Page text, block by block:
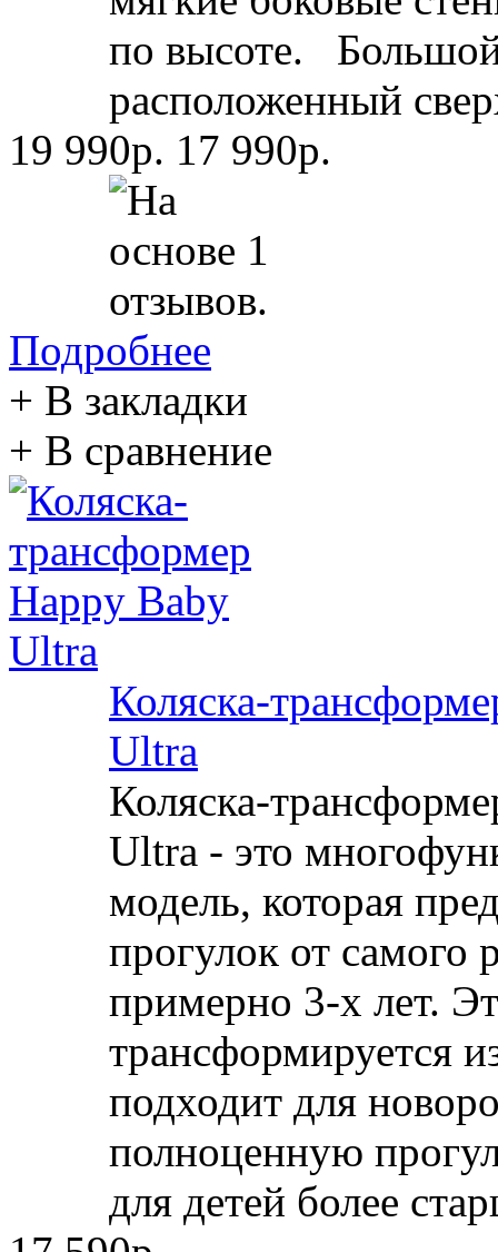
по высоте.
расположенный
19 990р. 17 990р.
Подробнее
+ В закладки
+ В сравнение
Коляска-
Ultra
Коляска-
Ultra - это
модель, которая
прогулок от самого
примерно 3-х лет.
трансформируется
подходит для
полноценную
для детей более